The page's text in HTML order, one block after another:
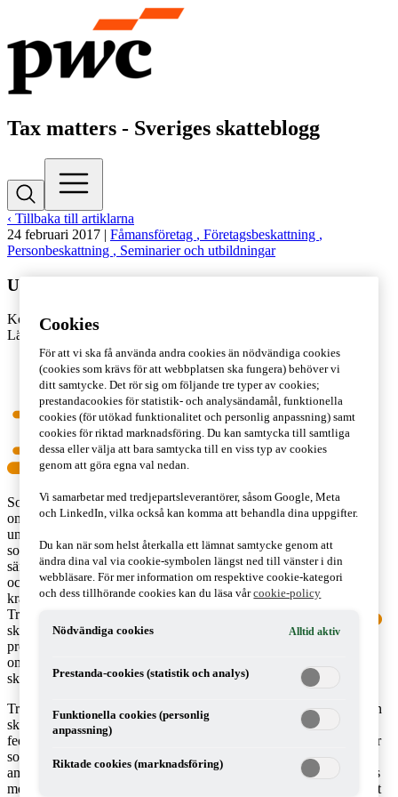
Tax matters - Sveriges skatteblogg
‹ Tillbaka till artiklarna
24 februari 2017 | Fåmansföretag , Företagsbeskattning ,
Personbeskattning , Seminarier och utbildningar
USA:s skattesystem under förändring
Kontakta Jörgen Haglund
Lästid: 3 min
Som Tax matters tidigare rapporterat
om, lanserade Donald Trump redan
under sin presidentkampanj ett program
som skulle medföra väsentliga
sänkningar av skatter för både företag
och privatpersoner, kombinerat med
kraftiga förenklingar av reglerna.
Trumps program samt det förslag till
skattereform som i juni 2016
presenterades av House Republicans har ökat sannolikheten för en
omfattande översyn och förändringar av USA:s nationella
skattesystem.
Trumps program innebär bland annat att den federala bolagsskatten
ska sänkas från nuvarande 35 procent till 15 procent, att den lägre
federala skatten gäller för såväl stora som små bolag. Bolagsvinster
som idag hålls utanför USA (och därför inte är föremål för
amerikansk beskattning) ska anses återförda till USA och beskattas
med en engångsskatt om 10 procent. Programmet innebär också att
Cookies
För att vi ska få använda andra cookies än nödvändiga cookies
(cookies som krävs för att webbplatsen ska fungera) behöver vi
ditt samtycke. Det rör sig om följande tre typer av cookies;
prestandacookies för statistik- och analysändamål, funktionella
cookies (för utökad funktionalitet och personlig anpassning) samt
cookies för riktad marknadsföring. Du kan samtycka till samtliga
dessa eller välja att bara samtycka till en viss typ av cookies
genom att göra egna val nedan.
Vi samarbetar med tredjepartsleverantörer, såsom Google, Meta
och LinkedIn, vilka också kan komma att behandla dina uppgifter.
Du kan när som helst återkalla ett lämnat samtycke genom att
ändra dina val via cookie-symbolen längst ned till vänster i din
webbläsare. För mer information om respektive cookie-kategori
och dess tillhörande cookies kan du läsa vårcookie-policy
Nödvändiga cookies Alltid aktiv
Prestanda-cookies (statistik och analys)
Funktionella cookies (personlig
anpassning)
Riktade cookies (marknadsföring)